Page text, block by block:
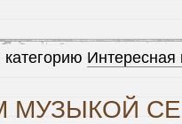
МУЗЫКОЙ